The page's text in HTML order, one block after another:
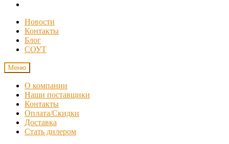
Новости
Контакты
Блог
СОУТ
Меню
О компании
Наши поставщики
Контакты
Оплата/Скидки
Доставка
Стать дилером